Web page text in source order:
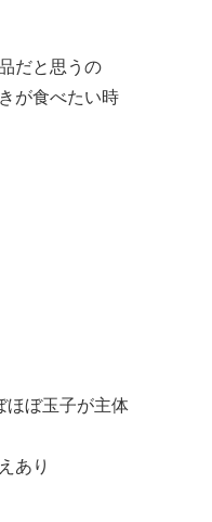
だと思うの
が食べたい時
ほぼ玉子が主体
あり